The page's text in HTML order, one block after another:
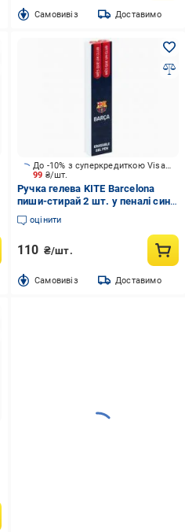
Cамовивіз Доставимо
99 ₴/шт.
До -10% з суперкредиткою Visa Вигода
Ручка гелева KITE Barcelona
пиши-стирай 2 шт. у пеналі синя
BC26-069
оцінити
110 ₴/шт.
Cамовивіз Доставимо